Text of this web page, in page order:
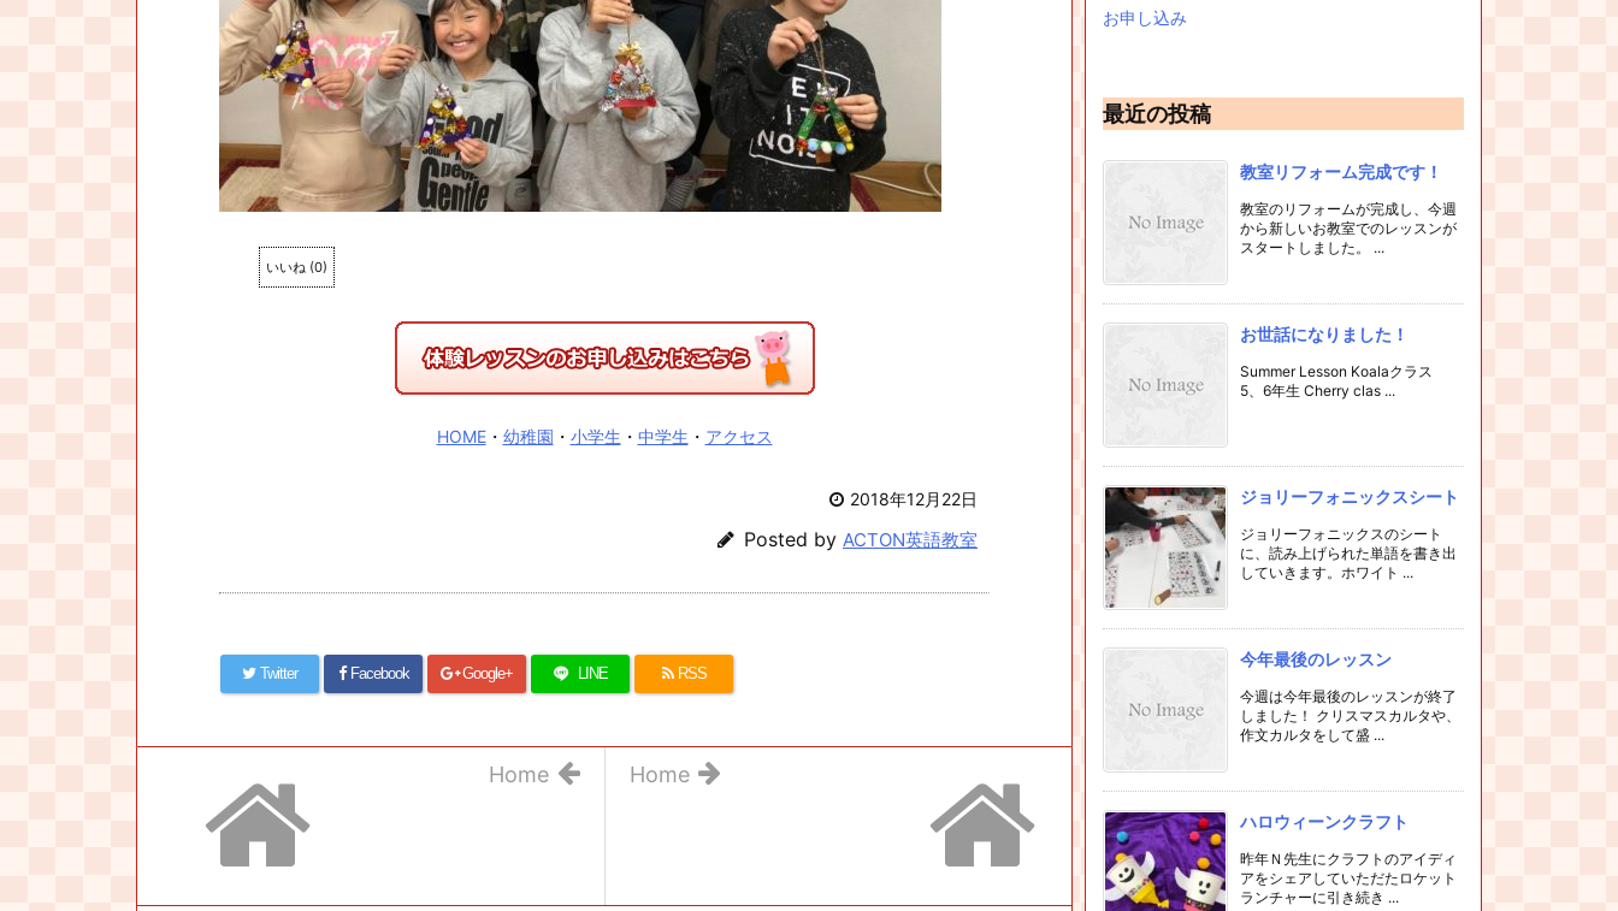
いいね (0)
HOME・ 幼稚園 ・ 小学生 ・ 中学生 ・ アクセス
2018年12月22日
Posted by ACTON英語教室
Twitter Facebook Google+ LINE RSS
Home
Home
お申し込み
最近の投稿
教室リフォーム完成です！
教室のリフォームが完成し、今週
から新しいお教室でのレッスンが
スタートしました。 ...
お世話になりました！
Summer Lesson Koalaクラス
5、6年生 Cherry clas ...
ジョリーフォニックスシート
ジョリーフォニックスのシート
に、読み上げられた単語を書き出
していきます。ホワイト ...
今年最後のレッスン
今週は今年最後のレッスンが終了
しました！ クリスマスカルタや、
作文カルタをして盛 ...
ハロウィーンクラフト
昨年Ｎ先生にクラフトのアイディ
アをシェアしていただたロケット
ランチャーに引き続き ...